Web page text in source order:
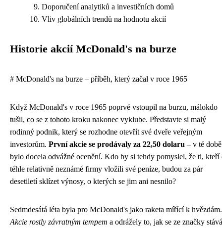
Doporučení analytiků a investičních domů
Vliv globálních trendů na hodnotu akcií
Historie akcií McDonald's na burze
# McDonald's na burze – příběh, který začal v roce 1965
Když McDonald's v roce 1965 poprvé vstoupil na burzu, málokdo
tušil, co se z tohoto kroku nakonec vyklube. Představte si malý
rodinný podnik, který se rozhodne otevřít své dveře veřejným
investorům. První akcie se prodávaly za 22,50 dolaru – v té
bylo docela odvážné ocenění. Kdo by si tehdy pomyslel, že ti, kteří
téhle relativně neznámé firmy vložili své peníze, budou za pár
desetiletí sklízet výnosy, o kterých se jim ani nesnilo?
Sedmdesátá léta byla pro McDonald's jako raketa mířící k hvězdám.
Akcie rostly závratným tempem a odrážely to, jak se ze značky stává